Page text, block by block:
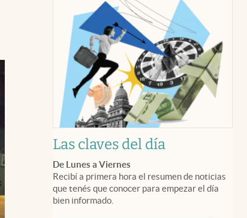
Las claves del día
De Lunes a Viernes
Recibí a primera hora el resumen de noticias
que tenés que conocer para empezar el día
bien informado.